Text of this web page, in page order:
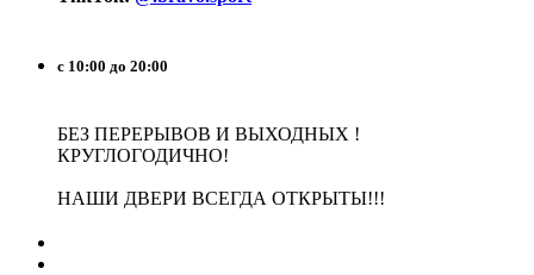
с 10:00 до 20:00
БЕЗ ПЕРЕРЫВОВ И ВЫХОДНЫХ !
КРУГЛОГОДИЧНО!
НАШИ ДВЕРИ ВСЕГДА ОТКРЫТЫ!!!